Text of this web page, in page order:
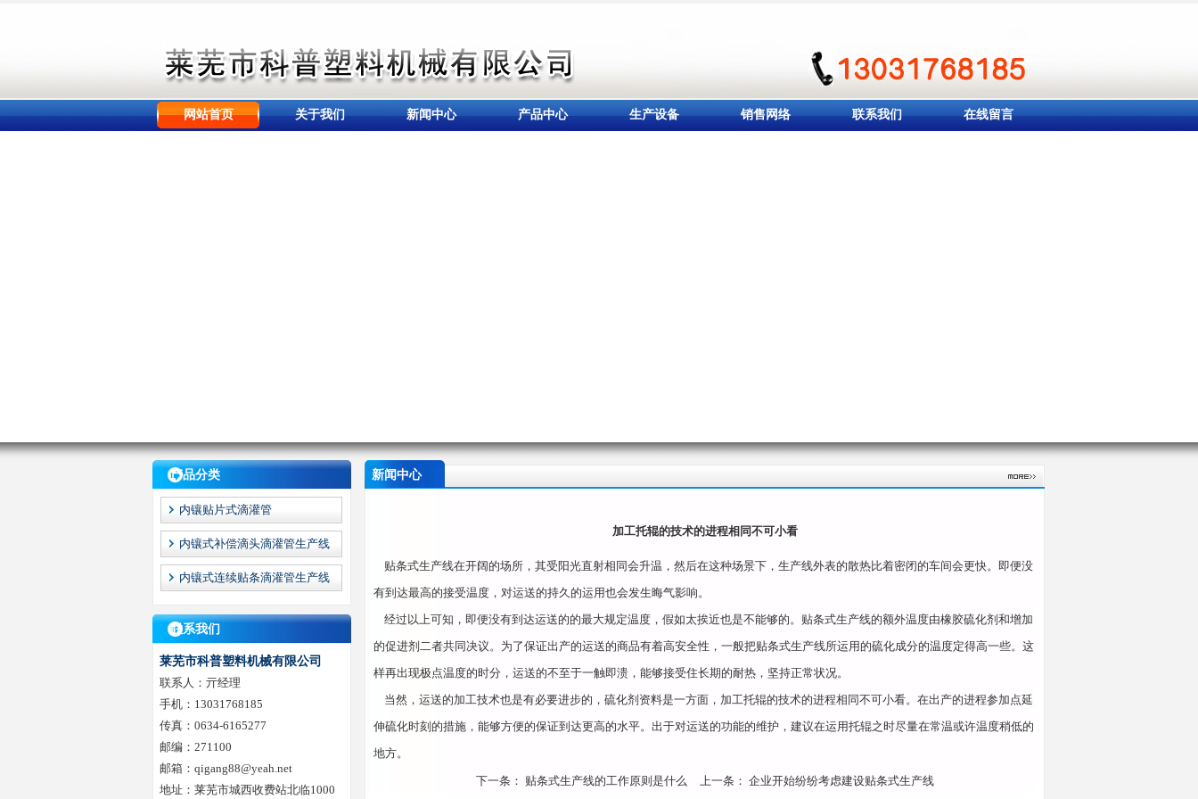
网站首页 关于我们 新闻中心 产品中心 生产设备 销售网络 联系我们 在线留言
产品分类
内镶贴片式滴灌管
内镶式补偿滴头滴灌管生产线
内镶式连续贴条滴灌管生产线
联系我们
莱芜市科普塑料机械有限公司
联系人：亓经理
手机：13031768185
传真：0634-6165277
邮编：271100
邮箱：qigang88@yeah.net
地址：莱芜市城西收费站北临1000
新闻中心
加工托辊的技术的进程相同不可小看
贴条式生产线在开阔的场所，其受阳光直射相同会升温，然后在这种场景下，生产线外表的散热比着密闭的车间会更快。即便没
有到达最高的接受温度，对运送的持久的运用也会发生晦气影响。
经过以上可知，即便没有到达运送的的最大规定温度，假如太挨近也是不能够的。贴条式生产线的额外温度由橡胶硫化剂和增加
的促进剂二者共同决议。为了保证出产的运送的商品有着高安全性，一般把贴条式生产线所运用的硫化成分的温度定得高一些。这
样再出现极点温度的时分，运送的不至于一触即溃，能够接受住长期的耐热，坚持正常状况。
当然，运送的加工技术也是有必要进步的，硫化剂资料是一方面，加工托辊的技术的进程相同不可小看。在出产的进程参加点延
伸硫化时刻的措施，能够方便的保证到达更高的水平。出于对运送的功能的维护，建议在运用托辊之时尽量在常温或许温度稍低的
地方。
下一条： 贴条式生产线的工作原则是什么 上一条： 企业开始纷纷考虑建设贴条式生产线